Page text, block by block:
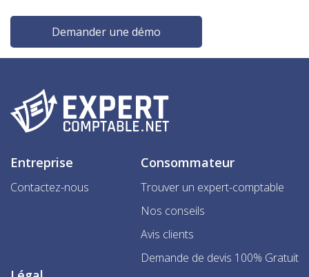
Demander une démo
Entreprise
Contactez-nous
Consommateur
Trouver un expert-comptable
Nos conseils
Avis clients
Demande de devis 100% Gratuit